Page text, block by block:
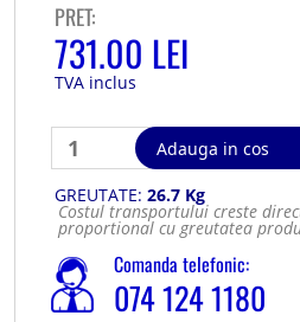
PRET:
731.00 LEI
TVA inclus
Adauga in cos
GREUTATE: 26.7 Kg
Costul transportului creste
proportional cu greutatea
Comanda telefonic:
074 124 1180